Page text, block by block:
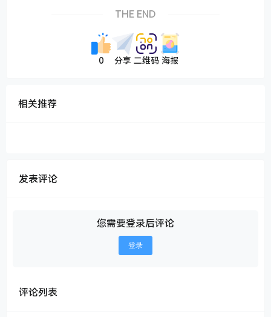
THE END
0 分享 二维码 海报
相关推荐
发表评论
您需要登录后评论
登录
评论列表